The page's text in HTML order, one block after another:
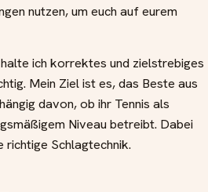
nutzen, um euch auf eurem
ich korrektes und zielstrebiges
Mein Ziel ist es, das Beste aus
davon, ob ihr Tennis als
Niveau betreibt. Dabei
Schlagtechnik.